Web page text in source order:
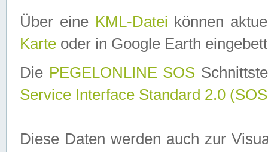
Über eine KML-Datei können
Karte oder in Google Earth
Die PEGELONLINE SOS
Service Interface Standard 2.0
Diese Daten werden auch zur